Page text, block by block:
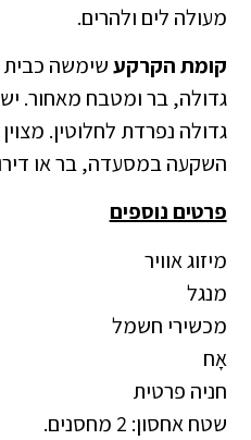
מעולה לים ולהרים.
קומת הקרקעשימשה כבית
גדולה, בר ומטבח מאחור.
גדולה נפרדת לחלוטין.
השקעה במסעדה, בר או
פרטים נוספים
מיזוג אוויר
מנגל
מכשירי חשמל
אָח
חניה פרטית
שטח אחסון: 2 מחסנים.